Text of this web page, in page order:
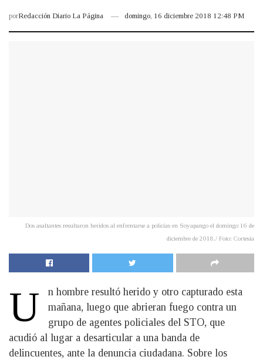
porRedacción Diario La Página domingo, 16 diciembre 2018 12:48 PM
Dos asaltantes resultaron heridos al enfrentarse a policías en Soyapango el domingo 16 de
diciembre de 2018./ Foto: Cortesía
U
n hombre resultó herido y otro capturado esta
mañana, luego que abrieran fuego contra un
grupo de agentes policiales del STO, que
acudió al lugar a desarticular a una banda de
delincuentes, ante la denuncia ciudadana. Sobre los